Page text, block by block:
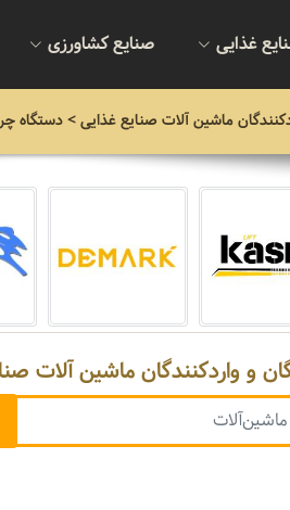
غذایی صنایع کشاورزی
ماشین آلات صنایع غذایی> دستگاه
و واردکنندگان ماشین آلات